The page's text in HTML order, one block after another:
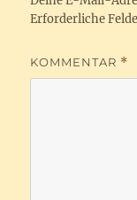
Erforderliche
KOMMENTAR *